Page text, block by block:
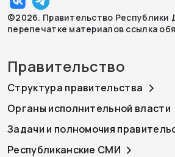
©2026. Правительство Республики
перепечатке материалов ссылка
Правительство
Структура правительства
Органы исполнительной власти
Задачи и полномочия
Республиканские СМИ